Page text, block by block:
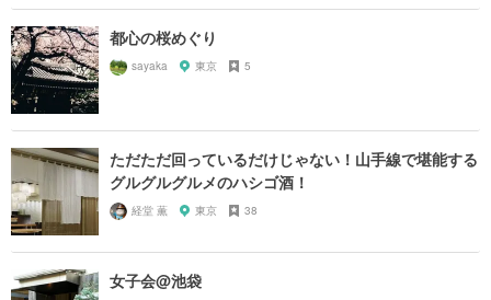
都心の桜めぐり
sayaka 東京 5
ただただ回っているだけじゃない！山手線で堪能する
グルグルグルメのハシゴ酒！
経堂 薫 東京 38
女子会@池袋